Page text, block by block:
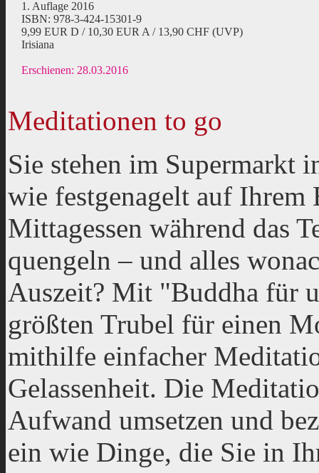
1. Auflage 2016
ISBN: 978-3-424-15301-9
9,99 EUR D / 10,30 EUR A / 13,90 CHF (UVP)
Irisiana
Erschienen: 28.03.2016
Meditationen to go
Sie stehen im Supermarkt
wie festgenagelt auf Ihrem
Mittagessen während das
quengeln – und alles
Auszeit? Mit "Buddha für
größten Trubel für einen
mithilfe einfacher
Gelassenheit. Die
Aufwand umsetzen und
ein wie Dinge, die Sie in